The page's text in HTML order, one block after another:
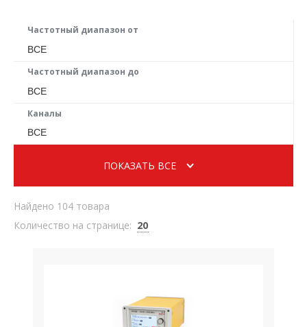
Частотный диапазон от
ВСЕ
Частотный диапазон до
ВСЕ
Каналы
ВСЕ
ПОКАЗАТЬ ВСЕ
Найдено 104 товара
Количество на странице: 20